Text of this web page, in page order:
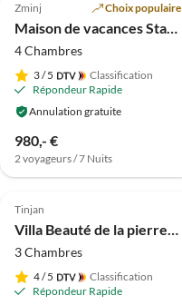
Zminj Choix populaire
Maison de vacances Stancija Folo
4 Chambres
3/ 5
Classification
Répondeur Rapide
Annulation gratuite
980,- €
2 voyageurs / 7 Nuits
Annonce
4.9 (2)
Tinjan
Villa Beauté de la pierre, entourée de forêt, pouvant accueillir jusqu'à 9 personnes !
3 Chambres
4/ 5
Classification
Répondeur Rapide